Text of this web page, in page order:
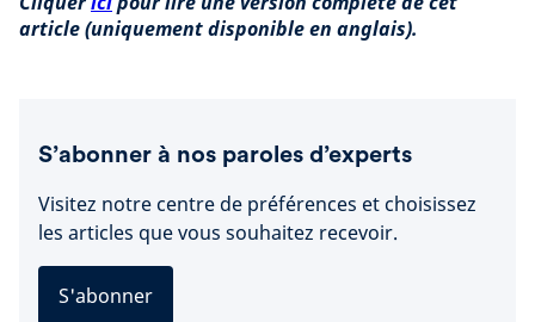
article (uniquement disponible en anglais).
S’abonner à nos paroles d’experts
Visitez notre centre de préférences et choisissez
les articles que vous souhaitez recevoir.
S'abonner